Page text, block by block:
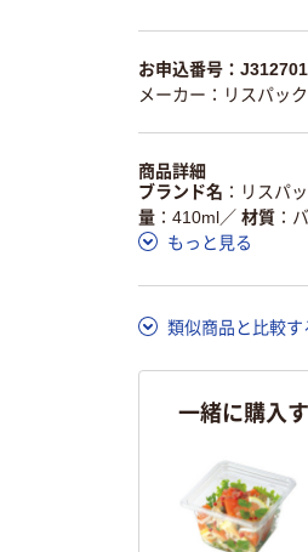
お申込番号：J312701
メーカー：リスパック
商品詳細
ブランド名
リスパッ
量
410ml／ 材質
もっと見る
類似商品と比較す
一緒に購入